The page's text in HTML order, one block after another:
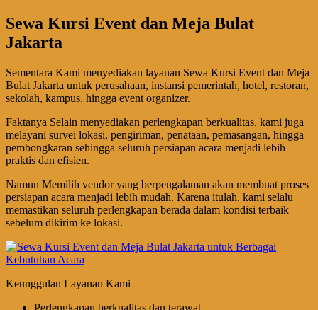
Sewa Kursi Event dan Meja Bulat
Jakarta
Sementara Kami menyediakan layanan Sewa Kursi Event dan Meja
Bulat Jakarta untuk perusahaan, instansi pemerintah, hotel, restoran,
sekolah, kampus, hingga event organizer.
Faktanya Selain menyediakan perlengkapan berkualitas, kami juga
melayani survei lokasi, pengiriman, penataan, pemasangan, hingga
pembongkaran sehingga seluruh persiapan acara menjadi lebih
praktis dan efisien.
Namun Memilih vendor yang berpengalaman akan membuat proses
persiapan acara menjadi lebih mudah. Karena itulah, kami selalu
memastikan seluruh perlengkapan berada dalam kondisi terbaik
sebelum dikirim ke lokasi.
Keunggulan Layanan Kami
Perlengkapan berkualitas dan terawat